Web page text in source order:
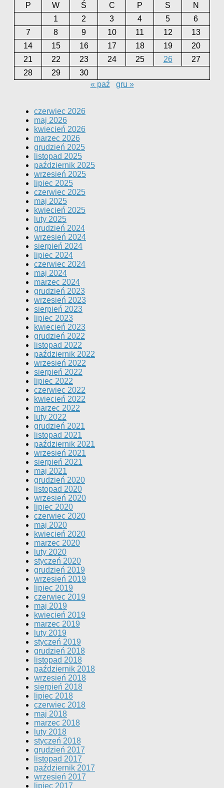
P
W Ś C P S
N
1
2 3 4 5
6
7
8 9 10 11 12
13
14
15 16 17 18 19
20
21
22 23 24 25 26
27
28
29
30
« paź
gru »
czerwiec 2026
maj 2026
kwiecień 2026
marzec 2026
grudzień 2025
listopad 2025
październik 2025
wrzesień 2025
lipiec 2025
czerwiec 2025
maj 2025
kwiecień 2025
luty 2025
grudzień 2024
wrzesień 2024
sierpień 2024
lipiec 2024
czerwiec 2024
maj 2024
marzec 2024
grudzień 2023
wrzesień 2023
sierpień 2023
lipiec 2023
kwiecień 2023
grudzień 2022
listopad 2022
październik 2022
wrzesień 2022
sierpień 2022
lipiec 2022
czerwiec 2022
kwiecień 2022
marzec 2022
luty 2022
grudzień 2021
listopad 2021
październik 2021
wrzesień 2021
sierpień 2021
maj 2021
grudzień 2020
listopad 2020
wrzesień 2020
lipiec 2020
czerwiec 2020
maj 2020
kwiecień 2020
marzec 2020
luty 2020
styczeń 2020
grudzień 2019
wrzesień 2019
lipiec 2019
czerwiec 2019
maj 2019
kwiecień 2019
marzec 2019
luty 2019
styczeń 2019
grudzień 2018
listopad 2018
październik 2018
wrzesień 2018
sierpień 2018
lipiec 2018
czerwiec 2018
maj 2018
marzec 2018
luty 2018
styczeń 2018
grudzień 2017
listopad 2017
październik 2017
wrzesień 2017
lipiec 2017